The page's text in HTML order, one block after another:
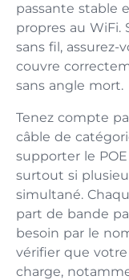
passante stable
propres au WiFi.
sans fil,
couvre
sans angle mort.
Tenez compte
câble de
supporter le
surtout si
simultané.
part de bande
besoin par le
vérifier que
charge,